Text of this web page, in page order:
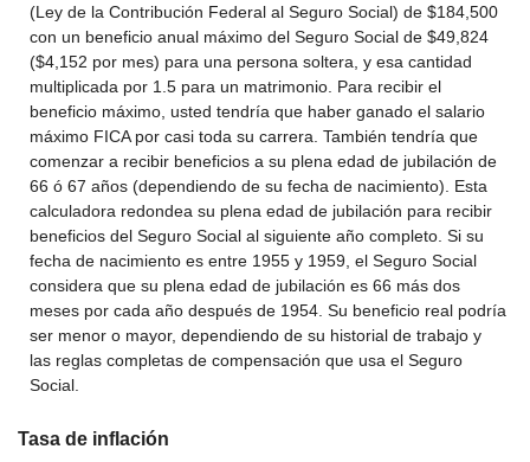
(Ley de la Contribución Federal al Seguro Social) de $184,500
con un beneficio anual máximo del Seguro Social de $49,824
($4,152 por mes) para una persona soltera, y esa cantidad
multiplicada por 1.5 para un matrimonio. Para recibir el
beneficio máximo, usted tendría que haber ganado el salario
máximo FICA por casi toda su carrera. También tendría que
comenzar a recibir beneficios a su plena edad de jubilación de
66 ó 67 años (dependiendo de su fecha de nacimiento). Esta
calculadora redondea su plena edad de jubilación para recibir
beneficios del Seguro Social al siguiente año completo. Si su
fecha de nacimiento es entre 1955 y 1959, el Seguro Social
considera que su plena edad de jubilación es 66 más dos
meses por cada año después de 1954. Su beneficio real podría
ser menor o mayor, dependiendo de su historial de trabajo y
las reglas completas de compensación que usa el Seguro
Social.
Tasa de inflación